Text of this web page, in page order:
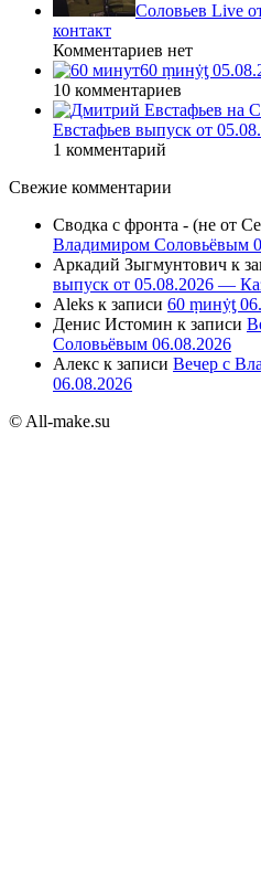
Соловьев Live
контакт
Комментариев нет
60 ṃинẏƫ
10 комментариев
Евстафьев выпуск от
1 комментарий
Свежие комментарии
Сводка с фронта - (не от
Владимиром Соловьёвым
Аркадий Зыгмунтович к
выпуск от 05.08.2026 —
Aleks к записи 60 ṃинẏƫ
Денис Истомин к записи
Соловьёвым 06.08.2026
Алекс к записи Вечер с
06.08.2026
© All-make.su